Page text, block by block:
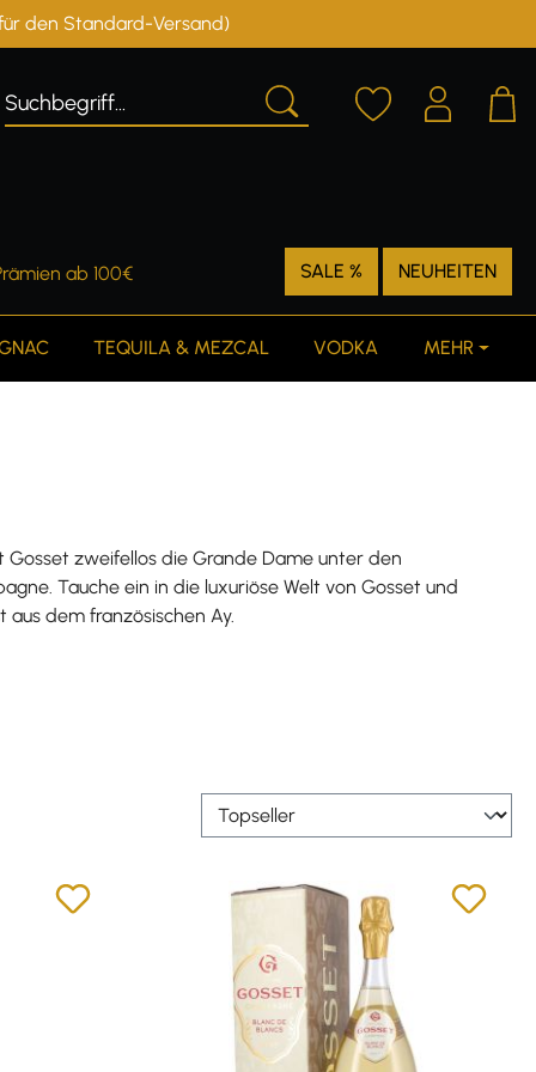
den Standard-Versand)
ab 100€ SALE % NEUHEITEN
TEQUILA & MEZCAL VODKA MEHR
Gosset zweifellos die Grande Dame unter den
Tauche ein in die luxuriöse Welt von Gosset und
dem französischen Ay.